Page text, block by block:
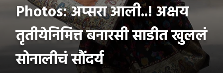
Photos: अप्सरा आली..! अक्षय
तृतीयेनिमित्त बनारसी साडीत खुललं
सोनालीचं सौंदर्य